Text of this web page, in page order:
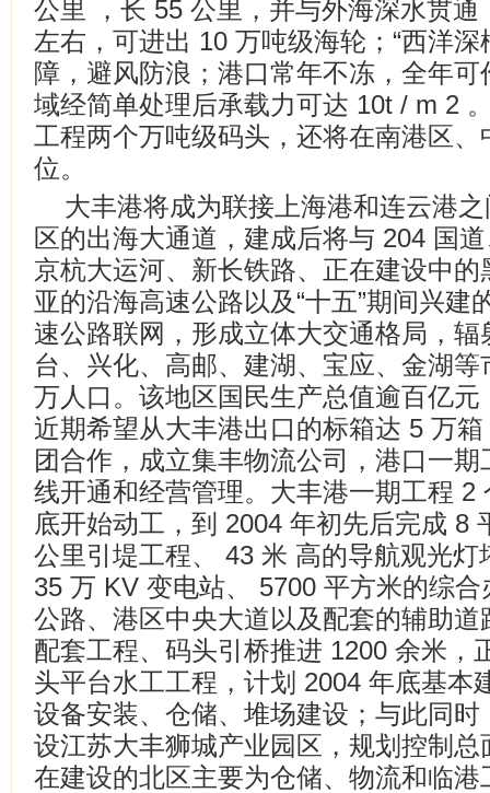
公里 ，长 55 公里，并与外海深水贯
左右，可进出 10 万吨级海轮；“西洋
障，避风防浪；港口常年不冻，全年
域经简单处理后承载力可达 10t / m 2
工程两个万吨级码头，还将在南港区
位。
大丰港将成为联接上海港和连云港
区的出海大通道，建成后将与 204 国
京杭大运河、新长铁路、正在建设中
亚的沿海高速公路以及“十五”期间兴
速公路联网，形成立体大交通格局，
台、兴化、高邮、建湖、宝应、金湖
万人口。该地区国民生产总值逾百亿
近期希望从大丰港出口的标箱达 5 万
团合作，成立集丰物流公司，港口一
线开通和经营管理。大丰港一期工程 2
底开始动工，到 2004 年初先后完成 8
公里引堤工程、 43 米 高的导航观光
35 万 KV 变电站、 5700 平方米的综
公路、港区中央大道以及配套的辅助
配套工程、码头引桥推进 1200 余米，
头平台水工工程，计划 2004 年底基本
设备安装、仓储、堆场建设；与此同
设江苏大丰狮城产业园区，规划控制
在建设的北区主要为仓储、物流和临